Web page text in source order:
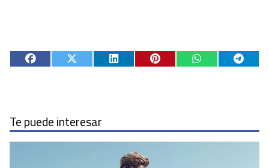
Te puede interesar